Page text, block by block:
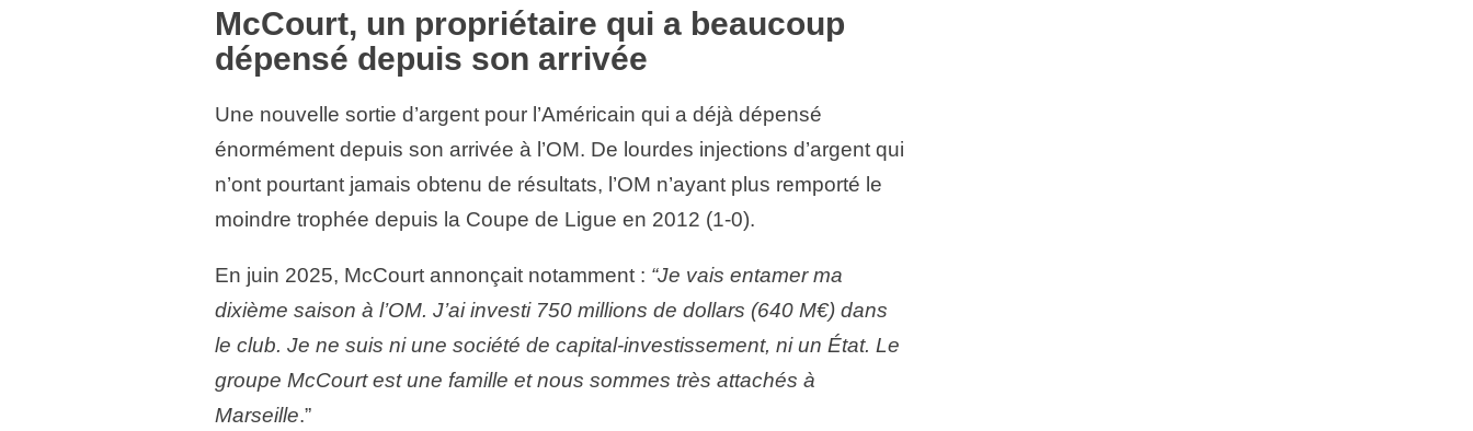
McCourt, un propriétaire qui a beaucoup
dépensé depuis son arrivée
Une nouvelle sortie d’argent pour l’Américain qui a déjà dépensé
énormément depuis son arrivée à l’OM. De lourdes injections d’argent qui
n’ont pourtant jamais obtenu de résultats, l’OM n’ayant plus remporté le
moindre trophée depuis la Coupe de Ligue en 2012 (1-0).
En juin 2025, McCourt annonçait notamment : “Je vais entamer ma
dixième saison à l’OM. J’ai investi 750 millions de dollars (640 M€) dans
le club. Je ne suis ni une société de capital-investissement, ni un État. Le
groupe McCourt est une famille et nous sommes très attachés à
Marseille.”